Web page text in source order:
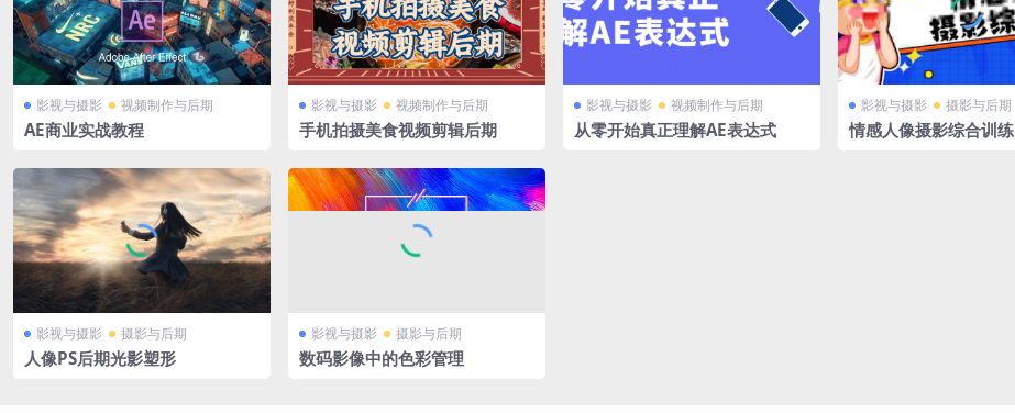
影视与摄影 视频制作与后期
AE商业实战教程
影视与摄影 视频制作与后期
手机拍摄美食视频剪辑后期
影视与摄影 视频制作与后期
从零开始真正理解AE表达式
影视与摄影 摄影与后期
情感人像摄影综合训练
影视与摄影 摄影与后期
人像PS后期光影塑形
影视与摄影 摄影与后期
数码影像中的色彩管理